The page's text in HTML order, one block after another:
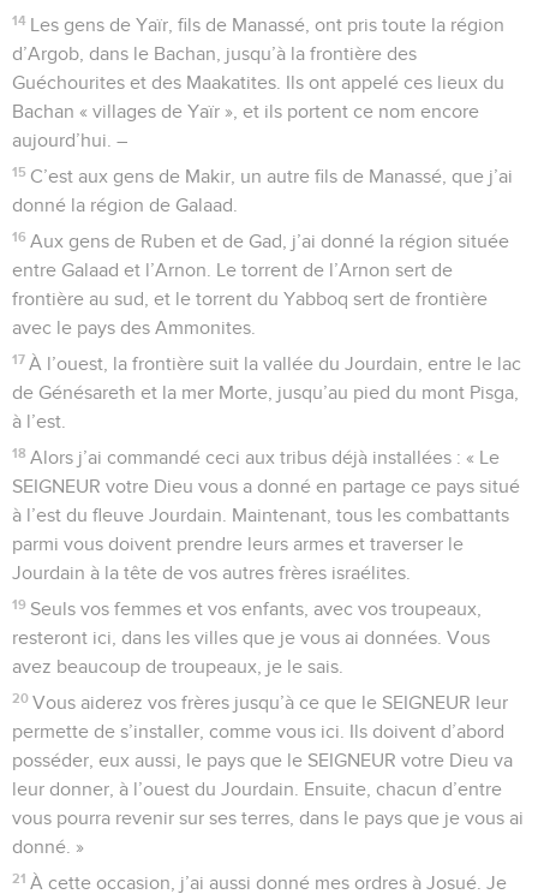
14 Les gens de Yaïr, fils de Manassé, ont pris toute la région
d’Argob, dans le Bachan, jusqu’à la frontière des
Guéchourites et des Maakatites. Ils ont appelé ces lieux du
Bachan « villages de Yaïr », et ils portent ce nom encore
aujourd’hui. –
15 C’est aux gens de Makir, un autre fils de Manassé, que j’ai
donné la région de Galaad.
16 Aux gens de Ruben et de Gad, j’ai donné la région située
entre Galaad et l’Arnon. Le torrent de l’Arnon sert de
frontière au sud, et le torrent du Yabboq sert de frontière
avec le pays des Ammonites.
17 À l’ouest, la frontière suit la vallée du Jourdain, entre le lac
de Génésareth et la mer Morte, jusqu’au pied du mont Pisga,
à l’est.
18 Alors j’ai commandé ceci aux tribus déjà installées : « Le
SEIGNEUR votre Dieu vous a donné en partage ce pays situé
à l’est du fleuve Jourdain. Maintenant, tous les combattants
parmi vous doivent prendre leurs armes et traverser le
Jourdain à la tête de vos autres frères israélites.
19 Seuls vos femmes et vos enfants, avec vos troupeaux,
resteront ici, dans les villes que je vous ai données. Vous
avez beaucoup de troupeaux, je le sais.
20 Vous aiderez vos frères jusqu’à ce que le SEIGNEUR leur
permette de s’installer, comme vous ici. Ils doivent d’abord
posséder, eux aussi, le pays que le SEIGNEUR votre Dieu va
leur donner, à l’ouest du Jourdain. Ensuite, chacun d’entre
vous pourra revenir sur ses terres, dans le pays que je vous ai
donné. »
21 À cette occasion, j’ai aussi donné mes ordres à Josué. Je